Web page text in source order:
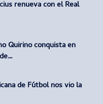
renueva con el Real
Quirino conquista en
de Fútbol nos vio la